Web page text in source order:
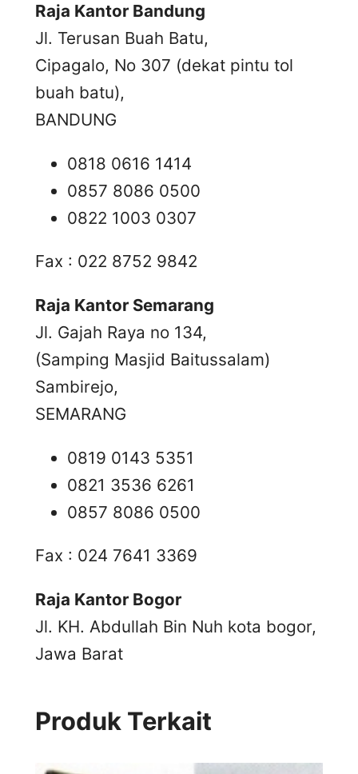
Raja Kantor Bandung
Jl. Terusan Buah Batu,
Cipagalo, No 307 (dekat pintu tol
buah batu),
BANDUNG
0818 0616 1414
0857 8086 0500
0822 1003 0307
Fax : 022 8752 9842
Raja Kantor Semarang
Jl. Gajah Raya no 134,
(Samping Masjid Baitussalam)
Sambirejo,
SEMARANG
0819 0143 5351
0821 3536 6261
0857 8086 0500
Fax : 024 7641 3369
Raja Kantor Bogor
Jl. KH. Abdullah Bin Nuh kota bogor,
Jawa Barat
Produk Terkait